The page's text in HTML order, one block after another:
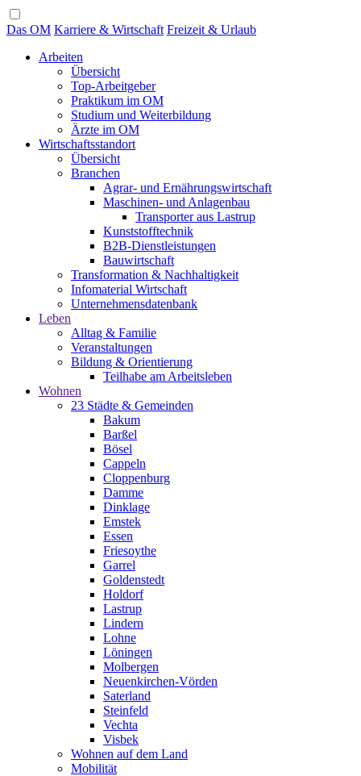
Das OM Karriere & Wirtschaft Freizeit & Urlaub
Arbeiten
Übersicht
Top-Arbeitgeber
Praktikum im OM
Studium und Weiterbildung
Ärzte im OM
Wirtschaftsstandort
Übersicht
Branchen
Agrar- und Ernährungswirtschaft
Maschinen- und Anlagenbau
Transporter aus Lastrup
Kunststofftechnik
B2B-Dienstleistungen
Bauwirtschaft
Transformation & Nachhaltigkeit
Infomaterial Wirtschaft
Unternehmensdatenbank
Leben
Alltag & Familie
Veranstaltungen
Bildung & Orientierung
Teilhabe am Arbeitsleben
Wohnen
23 Städte & Gemeinden
Bakum
Barßel
Bösel
Cappeln
Cloppenburg
Damme
Dinklage
Emstek
Essen
Friesoythe
Garrel
Goldenstedt
Holdorf
Lastrup
Lindern
Lohne
Löningen
Molbergen
Neuenkirchen-Vörden
Saterland
Steinfeld
Vechta
Visbek
Wohnen auf dem Land
Mobilität